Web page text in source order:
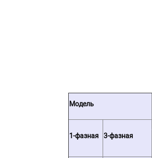
Модель
1-фазная 3-фазная